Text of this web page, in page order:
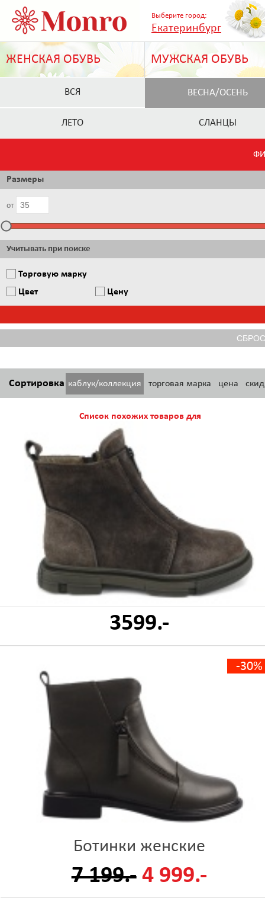
Выберите город:
Екатеринбург
ЖЕНСКАЯ ОБУВЬ МУЖСКАЯ ОБУВЬ
ВСЯ ВЕСНА/ОСЕНЬ
ЛЕТО СЛАНЦЫ
Размеры
от
Учитывать при поиске
Торговую марку
Цвет
Цену
Сортировка каблук/коллекция торговая марка цена
Список похожих товаров для
3599.-
-30%
Ботинки женские
7 199.- 4 999.-